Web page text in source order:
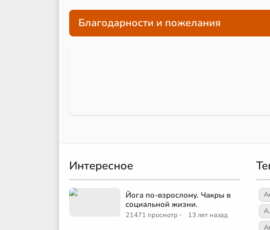
Благодарности и пожелания
Интересное
Йога по-взрослому. Чакры в
социальной жизни.
21471 просмотр · 13 лет назад